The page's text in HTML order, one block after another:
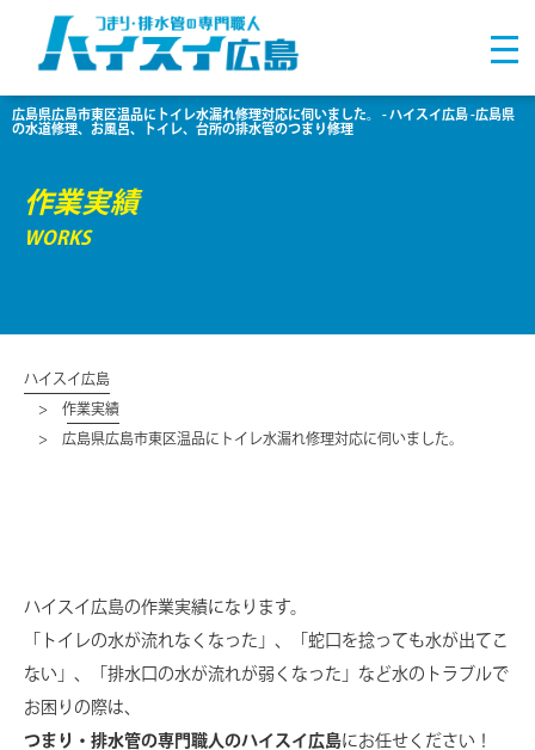
広島県広島市東区温品にトイレ水漏れ修理対応に伺いました。 - ハイスイ広島 -広島県
の水道修理、お風呂、トイレ、台所の排水管のつまり修理
作業実績
WORKS
ハイスイ広島
作業実績
広島県広島市東区温品にトイレ水漏れ修理対応に伺いました。
ハイスイ広島の作業実績になります。
「トイレの水が流れなくなった」、「蛇口を捻っても水が出てこ
ない」、
「排水口の水が流れが弱くなった」など水のトラブルで
お困りの際は、
つまり・排水管の専門職人のハイスイ広島にお任せください！